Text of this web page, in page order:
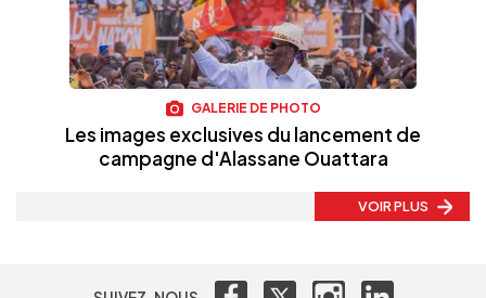
GALERIE DE PHOTO
Les images exclusives du lancement de
campagne d'Alassane Ouattara
VOIR PLUS